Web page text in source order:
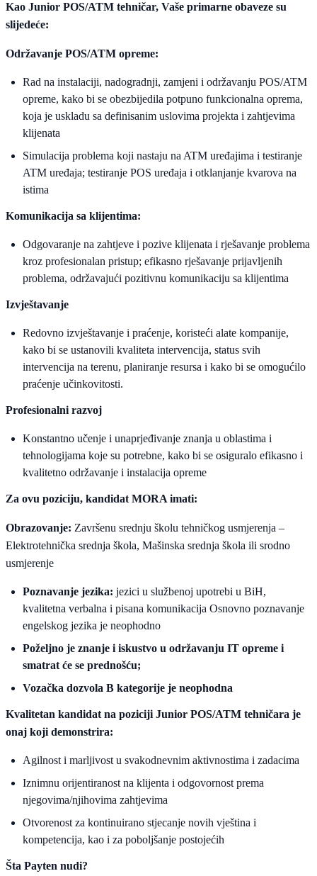
Kao Junior POS/ATM tehničar, Vaše primarne obaveze su
slijedeće:
Održavanje POS/ATM opreme:
Rad na instalaciji, nadogradnji, zamjeni i održavanju POS/ATM
opreme, kako bi se obezbijedila potpuno funkcionalna oprema,
koja je uskladu sa definisanim uslovima projekta i zahtjevima
klijenata
Simulacija problema koji nastaju na ATM uređajima i testiranje
ATM uređaja; testiranje POS uređaja i otklanjanje kvarova na
istima
Komunikacija sa klijentima:
Odgovaranje na zahtjeve i pozive klijenata i rješavanje problema
kroz profesionalan pristup; efikasno rješavanje prijavljenih
problema, održavajući pozitivnu komunikaciju sa klijentima
Izvještavanje
Redovno izvještavanje i praćenje, koristeći alate kompanije,
kako bi se ustanovili kvaliteta intervencija, status svih
intervencija na terenu, planiranje resursa i kako bi se omogućilo
praćenje učinkovitosti.
Profesionalni razvoj
Konstantno učenje i unaprjeđivanje znanja u oblastima i
tehnologijama koje su potrebne, kako bi se osiguralo efikasno i
kvalitetno održavanje i instalacija opreme
Za ovu poziciju, kandidat MORA imati:
Obrazovanje: Završenu srednju školu tehničkog usmjerenja –
Elektrotehnička srednja škola, Mašinska srednja škola ili srodno
usmjerenje
Poznavanje jezika: jezici u službenoj upotrebi u BiH,
kvalitetna verbalna i pisana komunikacija Osnovno poznavanje
engelskog jezika je neophodno
Poželjno je znanje i iskustvo u održavanju IT opreme i
smatrat će se prednošću;
Vozačka dozvola B kategorije je neophodna
Kvalitetan kandidat na poziciji Junior POS/ATM tehničara je
onaj koji demonstrira:
Agilnost i marljivost u svakodnevnim aktivnostima i zadacima
Iznimnu orijentiranost na klijenta i odgovornost prema
njegovima/njihovima zahtjevima
Otvorenost za kontinuirano stjecanje novih vještina i
kompetencija, kao i za poboljšanje postojećih
Šta Payten nudi?